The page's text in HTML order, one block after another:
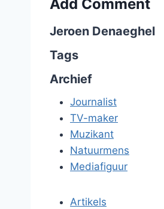
Add Comment
Jeroen Denaeghel
Tags
Archief
Journalist
TV-maker
Muzikant
Natuurmens
Mediafiguur
Artikels